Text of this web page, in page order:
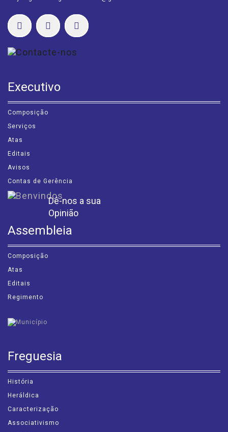
Executivo
Composição
Serviços
Atas
Editais
Avisos
Contas de Gerência
Dê-nos a sua
Opinião
Assembleia
Composição
Atas
Editais
Regimento
Freguesia
História
Heráldica
Caracterização
Associativismo